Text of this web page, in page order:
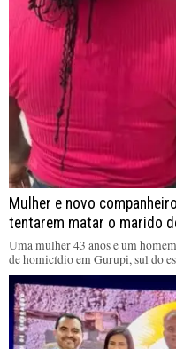
Mulher e novo
tentarem matar o marido
Uma mulher 43 anos e um
de homicídio em Gurupi, sul do